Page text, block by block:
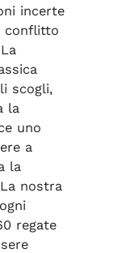
incerte
conflitto
scogli,
la
uno
a
la
nostra
regate